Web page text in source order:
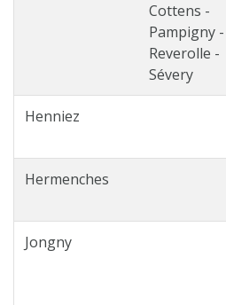
Cottens -
Pampigny -
Reverolle -
Sévery
Henniez
Hermenches
Jongny